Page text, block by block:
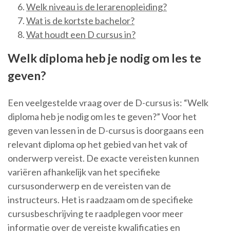
Welk niveau is de lerarenopleiding?
Wat is de kortste bachelor?
Wat houdt een D cursus in?
Welk diploma heb je nodig om les te
geven?
Een veelgestelde vraag over de D-cursus is: “Welk
diploma heb je nodig om les te geven?” Voor het
geven van lessen in de D-cursus is doorgaans een
relevant diploma op het gebied van het vak of
onderwerp vereist. De exacte vereisten kunnen
variëren afhankelijk van het specifieke
cursusonderwerp en de vereisten van de
instructeurs. Het is raadzaam om de specifieke
cursusbeschrijving te raadplegen voor meer
informatie over de vereiste kwalificaties en